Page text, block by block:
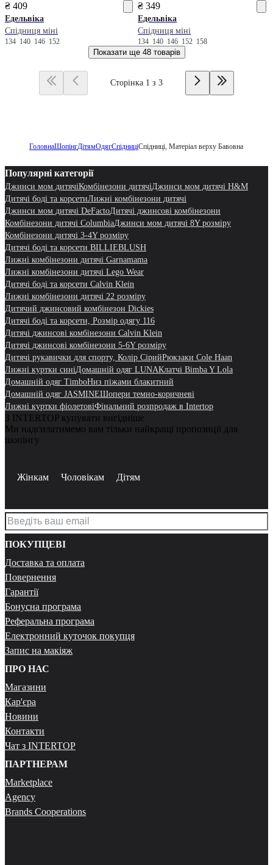
₴ 409
Едельвіка
Спідниця міні
134 140 146 152
₴ 349
Едельвіка
Спідниця міні
134 140 146 152 158
Показати ще 48 товарів
Сторінка 1 з 3
ГоловнаШопінгДітямОдягСпідниціСпідниці, Матеріал верху Бавовна
Популярні категорії
Джинси мом дитячіКомбінезони дитячіДжинси мом дитячі H&M
Дитячі боді та корсетиЛижні комбінезони дитячі
Джинси мом дитячі DeFactoДитячі джинсові комбінезони
Комбінезони дитячі ColumbiaДжинси мом дитячі 8Y розміру
Комбінезони дитячі 3-4Y розміру
Дитячі боді та корсети BILLIEBLUSH
Лижні комбінезони дитячі Garnamama
Лижні комбінезони дитячі Lego Wear
Дитячі боді та корсети Calvin Klein
Лижні комбінезони дитячі 22 розміру
Дитячий джинсовий комбінезон Dickies
Дитячі боді та корсети, Розмір одягу 116
Дитячі джинсові комбінезони Calvin Klein
Дитячі джинсові комбінезони 5-6Y розміру
Дитячі рукавички для спорту, Колір СірийРюкзаки Cole Haan
Лижні куртки синіДомашній одяг LUNAКлатчі Bimba Y Lola
Домашній одяг TimboНиз піжами блакитний
Домашній одяг JASMINEШопери темно-коричневі
Лижні куртки фіолетовіФінальний розпродаж в Intertop
З INTERTOP купувати вигідніше
Ми надсилатимемо вам тільки найкращі пропозиції для
шопінгу
Жінкам Чоловікам Дітям
ПОКУПЦЕВІ
Доставка та оплата
Повернення
Гарантії
Бонусна програма
Реферальна програма
Електронний куточок покупця
Запис на макіяж
ПРО НАС
Магазини
Кар'єра
Новини
Контакти
Чат з INTERTOP
ПАРТНЕРАМ
Marketplace
Agency
Brands Cooperations